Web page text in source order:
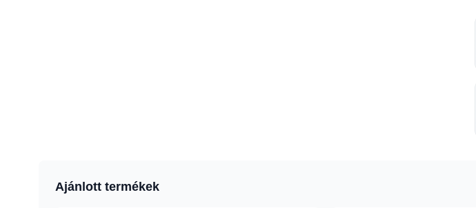
Ajánlott termékek